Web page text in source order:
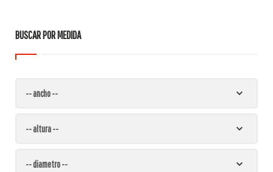
BUSCAR POR MEDIDA